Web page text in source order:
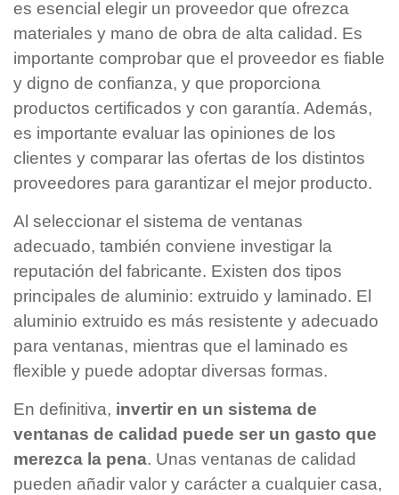
es esencial elegir un proveedor que ofrezca
materiales y mano de obra de alta calidad. Es
importante comprobar que el proveedor es fiable
y digno de confianza, y que proporciona
productos certificados y con garantía. Además,
es importante evaluar las opiniones de los
clientes y comparar las ofertas de los distintos
proveedores para garantizar el mejor producto.
Al seleccionar el sistema de ventanas
adecuado, también conviene investigar la
reputación del fabricante. Existen dos tipos
principales de aluminio: extruido y laminado. El
aluminio extruido es más resistente y adecuado
para ventanas, mientras que el laminado es
flexible y puede adoptar diversas formas.
En definitiva, invertir en un sistema de
ventanas de calidad puede ser un gasto que
merezca la pena. Unas ventanas de calidad
pueden añadir valor y carácter a cualquier casa,